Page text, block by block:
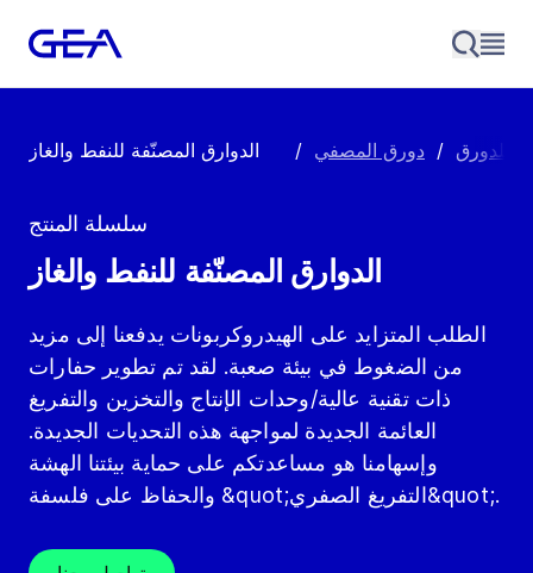
للدورق / دورق المصفي / الدوارق المصنّفة للنفط والغاز
سلسلة المنتج
الدوارق المصنّفة للنفط والغاز
الطلب المتزايد على الهيدروكربونات يدفعنا إلى مزيد
من الضغوط في بيئة صعبة. لقد تم تطوير حفارات
ذات تقنية عالية/وحدات الإنتاج والتخزين والتفريغ
العائمة الجديدة لمواجهة هذه التحديات الجديدة.
وإسهامنا هو مساعدتكم على حماية بيئتنا الهشة
والحفاظ على فلسفة &quot;التفريغ الصفري&quot;.